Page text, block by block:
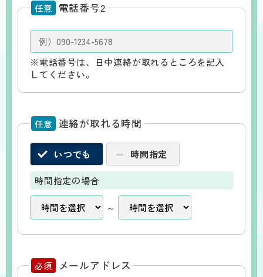
任意 電話番号2
※電話番号は、日中連絡が取れるところを記入
してください。
任意 連絡が取れる時間
いつでも 時間指定
時間指定の場合
～
必須 メールアドレス